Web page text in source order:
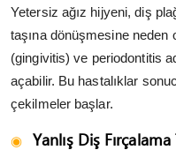
Yetersiz ağız hijyeni, diş
taşına dönüşmesine neden
(gingivitis) ve periodontitis
açabilir. Bu hastalıklar
çekilmeler başlar.
Yanlış Diş